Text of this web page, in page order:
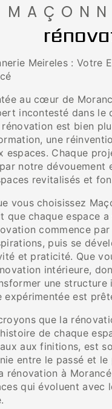
Meireles : Votre
au cœur de
incontesté dans le
rénovation est bien
une
espaces. Chaque
notre dévouement
revitalisés et
vous choisissez
que chaque espace
commence
puis se
et praticité. Que
intérieure,
une structure
expérimentée est
que la
de chaque
aux finitions, est
entre le passé et
rénovation à
qui évoluent avec